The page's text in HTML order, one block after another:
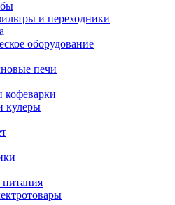
и переходники
оборудование
печи
кофеварки
кулеры